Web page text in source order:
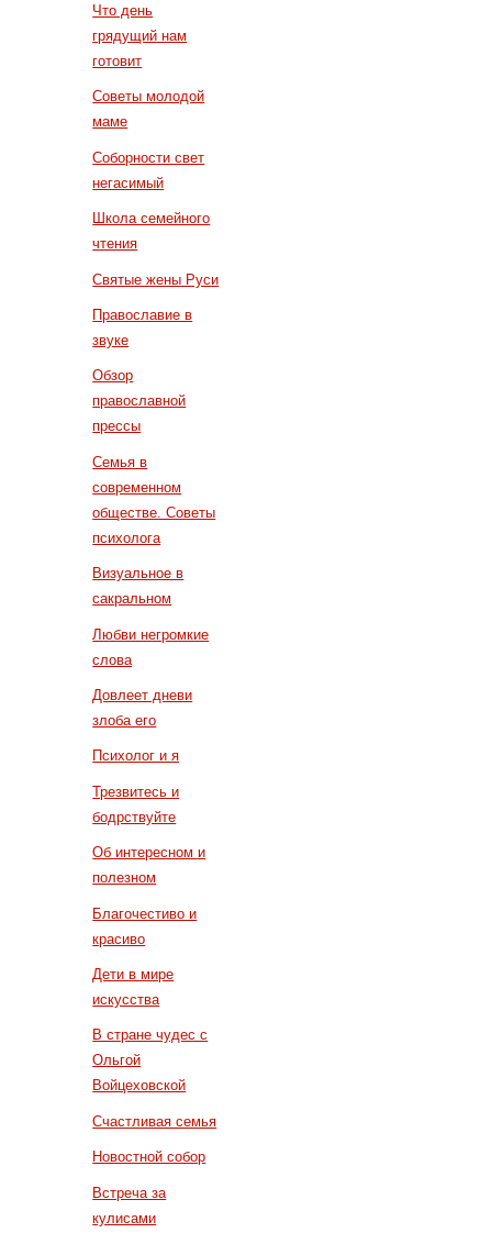
Что день
грядущий нам
готовит
Советы молодой
маме
Соборности свет
негасимый
Школа семейного
чтения
Святые жены Руси
Православие в
звуке
Обзор
православной
прессы
Семья в
современном
обществе. Советы
психолога
Визуальное в
сакральном
Любви негромкие
слова
Довлеет дневи
злоба его
Психолог и я
Трезвитесь и
бодрствуйте
Об интересном и
полезном
Благочестиво и
красиво
Дети в мире
искусства
В стране чудес с
Ольгой
Войцеховской
Счастливая семья
Новостной собор
Встреча за
кулисами